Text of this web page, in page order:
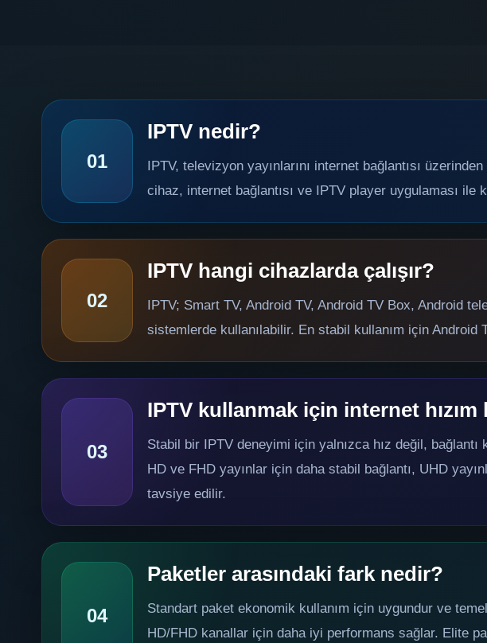
01
IPTV nedir?
IPTV, televizyon yayınlarını internet bağlantısı
cihaz, internet bağlantısı ve IPTV player uygulaması ile
02
IPTV hangi cihazlarda çalışır?
IPTV; Smart TV, Android TV, Android TV Box, Android
sistemlerde kullanılabilir. En stabil kullanım için
03
IPTV kullanmak için internet hızım
Stabil bir IPTV deneyimi için yalnızca hız değil,
HD ve FHD yayınlar için daha stabil bağlantı, UHD
tavsiye edilir.
04
Paketler arasındaki fark nedir?
Standart paket ekonomik kullanım için uygundur ve
HD/FHD kanallar için daha iyi performans sağlar. Elite